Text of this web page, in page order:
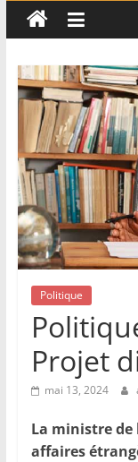
Politique
Projet
mai 13, 2024
La ministre de
affaires